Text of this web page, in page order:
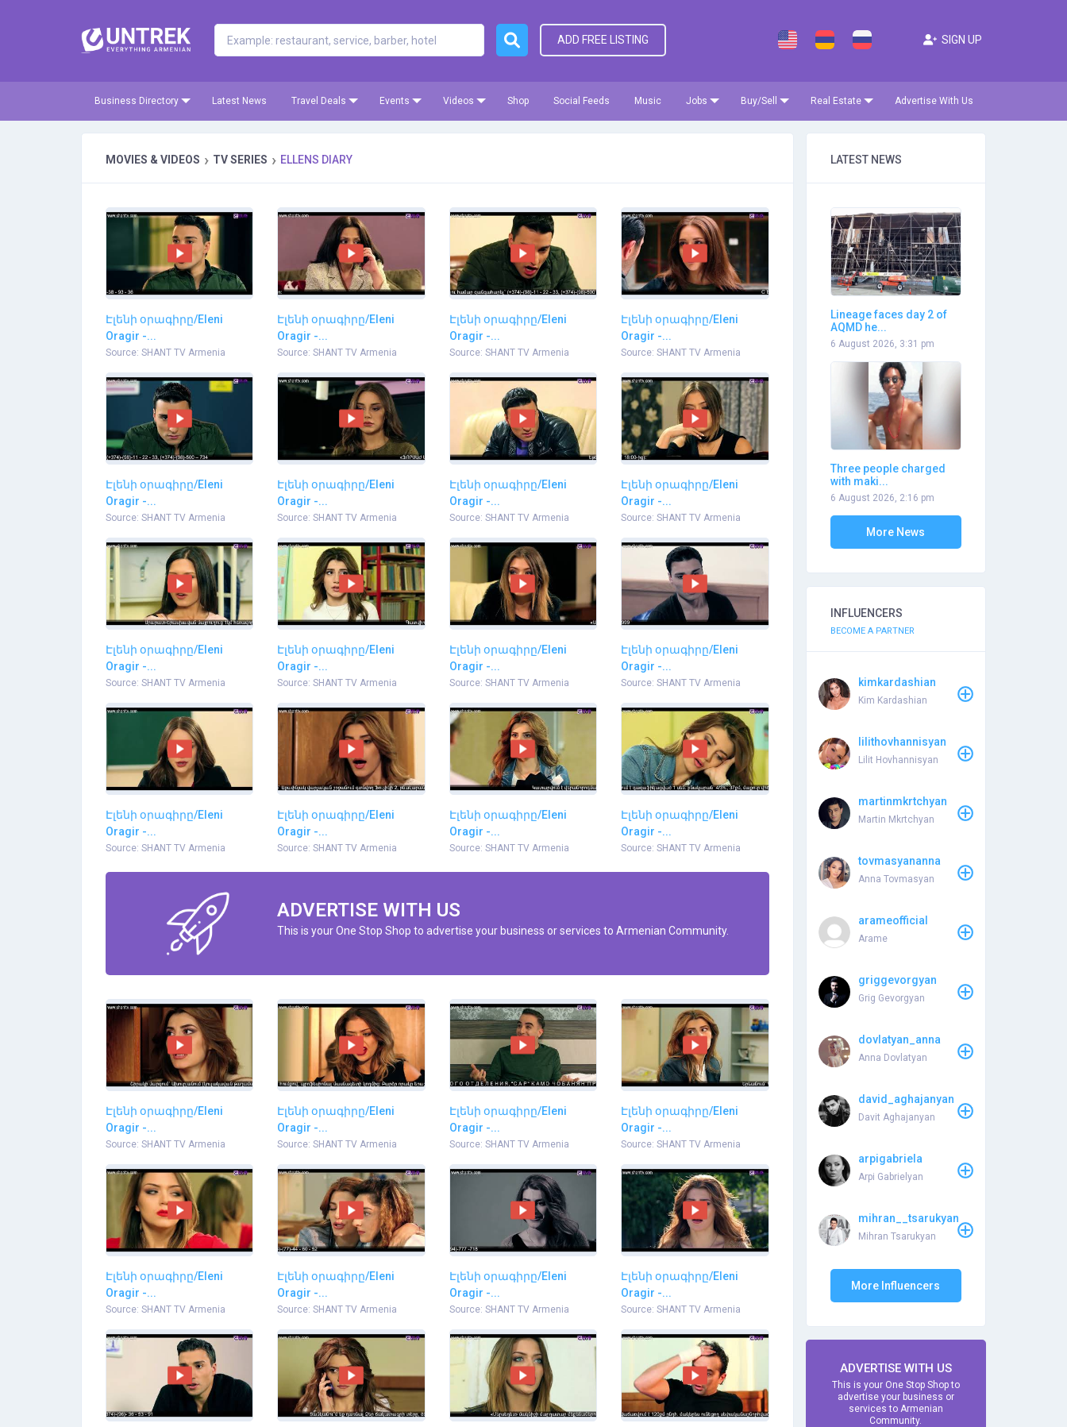
ADD FREE LISTING SIGN UP
Business Directory Latest News Travel Deals Events Videos Shop Social Feeds Music Jobs Buy/Sell Real Estate Advertise With Us
MOVIES & VIDEOS › TV SERIES › ELLENS DIARY
Էլենի օրագիրը/Eleni
Oragir -...
Source: SHANT TV Armenia
Էլենի օրագիրը/Eleni
Oragir -...
Source: SHANT TV Armenia
Էլենի օրագիրը/Eleni
Oragir -...
Source: SHANT TV Armenia
Էլենի օրագիրը/Eleni
Oragir -...
Source: SHANT TV Armenia
Էլենի օրագիրը/Eleni
Oragir -...
Source: SHANT TV Armenia
Էլենի օրագիրը/Eleni
Oragir -...
Source: SHANT TV Armenia
Էլենի օրագիրը/Eleni
Oragir -...
Source: SHANT TV Armenia
Էլենի օրագիրը/Eleni
Oragir -...
Source: SHANT TV Armenia
Էլենի օրագիրը/Eleni
Oragir -...
Source: SHANT TV Armenia
Էլենի օրագիրը/Eleni
Oragir -...
Source: SHANT TV Armenia
Էլենի օրագիրը/Eleni
Oragir -...
Source: SHANT TV Armenia
Էլենի օրագիրը/Eleni
Oragir -...
Source: SHANT TV Armenia
Էլենի օրագիրը/Eleni
Oragir -...
Source: SHANT TV Armenia
Էլենի օրագիրը/Eleni
Oragir -...
Source: SHANT TV Armenia
Էլենի օրագիրը/Eleni
Oragir -...
Source: SHANT TV Armenia
Էլենի օրագիրը/Eleni
Oragir -...
Source: SHANT TV Armenia
ADVERTISE WITH US
This is your One Stop Shop to advertise your business or services to Armenian Community.
Էլենի օրագիրը/Eleni
Oragir -...
Source: SHANT TV Armenia
Էլենի օրագիրը/Eleni
Oragir -...
Source: SHANT TV Armenia
Էլենի օրագիրը/Eleni
Oragir -...
Source: SHANT TV Armenia
Էլենի օրագիրը/Eleni
Oragir -...
Source: SHANT TV Armenia
Էլենի օրագիրը/Eleni
Oragir -...
Source: SHANT TV Armenia
Էլենի օրագիրը/Eleni
Oragir -...
Source: SHANT TV Armenia
Էլենի օրագիրը/Eleni
Oragir -...
Source: SHANT TV Armenia
Էլենի օրագիրը/Eleni
Oragir -...
Source: SHANT TV Armenia
LATEST NEWS
Lineage faces day 2 of
AQMD he...
6 August 2026, 3:31 pm
Three people charged
with maki...
6 August 2026, 2:16 pm
More News
INFLUENCERS
BECOME A PARTNER
kimkardashian
Kim Kardashian
lilithovhannisyan
Lilit Hovhannisyan
martinmkrtchyan
Martin Mkrtchyan
tovmasyananna
Anna Tovmasyan
arameofficial
Arame
griggevorgyan
Grig Gevorgyan
dovlatyan_anna
Anna Dovlatyan
david_aghajanyan
Davit Aghajanyan
arpigabriela
Arpi Gabrielyan
mihran__tsarukyan
Mihran Tsarukyan
More Influencers
ADVERTISE WITH US
This is your One Stop Shop to
advertise your business or
services to Armenian
Community.